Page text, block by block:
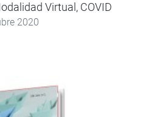
Virtual, COVID
2020